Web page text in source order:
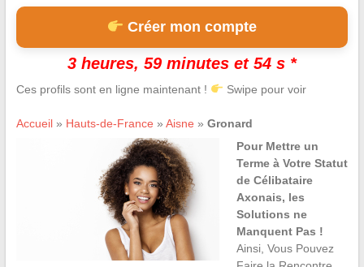
Créer mon compte
3 heures, 59 minutes et 53 s *
Ces profils sont en ligne maintenant ! Swipe pour voir
Accueil» Hauts-de-France » Aisne » Gronard
Pour Mettre un
Terme à Votre Statut
de Célibataire
Axonais, les
Solutions ne
Manquent Pas !
Ainsi, Vous Pouvez